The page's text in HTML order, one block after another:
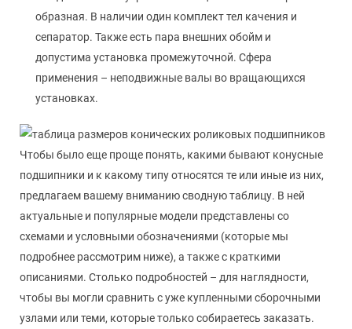
образная. В наличии один комплект тел качения и
сепаратор. Также есть пара внешних обойм и
допустима установка промежуточной. Сфера
применения – неподвижные валы во вращающихся
установках.
Чтобы было еще проще понять, какими бывают конусные
подшипники и к какому типу относятся те или иные из них,
предлагаем вашему вниманию сводную таблицу. В ней
актуальные и популярные модели представлены со
схемами и условными обозначениями (которые мы
подробнее рассмотрим ниже), а также с краткими
описаниями. Столько подробностей – для наглядности,
чтобы вы могли сравнить с уже купленными сборочными
узлами или теми, которые только собираетесь заказать.